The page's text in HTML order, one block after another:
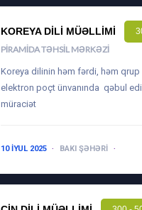
KOREYA DILI MÜƏLLIMI
PIRAMIDA TƏHSIL MƏRKƏZI
Koreya dilinin həm fərdi, həm
elektron poçt ünvanında qəbul
müraciət
10 IYUL 2025 BAKI ŞƏHƏRI